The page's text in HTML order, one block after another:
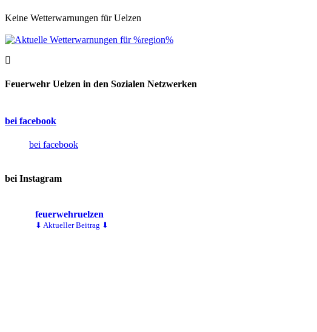
Keine Wetterwarnungen für Uelzen
Feuerwehr Uelzen in den Sozialen Netzwerken
bei facebook
bei facebook
bei Instagram
feuerwehruelzen
⬇ Aktueller Beitrag ⬇